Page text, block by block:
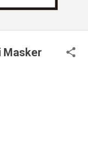
Masker